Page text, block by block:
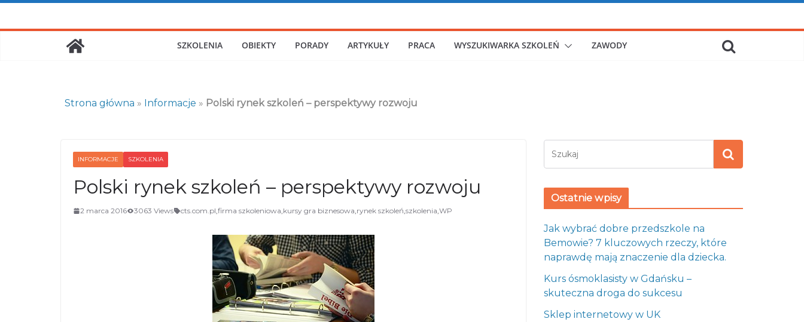
Skip
content
SZKOLENIA
OBIEKTY PORADY ARTYKUŁY PRACA WYSZUKIWARKA SZKOLEŃ ZAWODY
Strona główna » Informacje » Polski rynek szkoleń – perspektywy rozwoju
INFORMACJE SZKOLENIA
Polski rynek szkoleń – perspektywy rozwoju
2 marca 2016 3063 Views cts.com.pl,firma szkoleniowa,kursy gra biznesowa,rynek szkoleń,szkolenia,WP
Ostatnie wpisy
Jak wybrać dobre przedszkole na
Bemowie? 7 kluczowych rzeczy, które
naprawdę mają znaczenie dla dziecka.
Kurs ósmoklasisty w Gdańsku –
skuteczna droga do sukcesu
Sklep internetowy w UK